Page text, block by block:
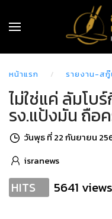
หน้าแรก รายงาน-สกู๊
ไม่ใช่แค่ ลัมโบ
รง.แป้งมัน ถือ
วันพุธ ที่ 22 กันยายน
isranews
HITS 5641 views